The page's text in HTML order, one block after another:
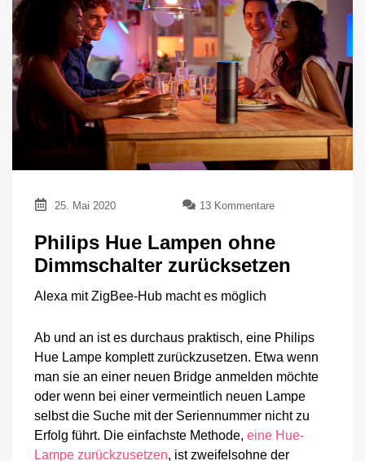
25. Mai 2020 13 Kommentarezu
Lampen
ohne
Philips Hue Lampen ohne
Dimmschalter zurücksetzen
Alexa mit ZigBee-Hub macht es möglich
Ab und an ist es durchaus praktisch, eine Philips
Hue Lampe komplett zurückzusetzen. Etwa wenn
man sie an einer neuen Bridge anmelden möchte
oder wenn bei einer vermeintlich neuen Lampe
selbst die Suche mit der Seriennummer nicht zu
Erfolg führt. Die einfachste Methode, eine Hue-
Lampe zurückzusetzen, ist zweifelsohne der